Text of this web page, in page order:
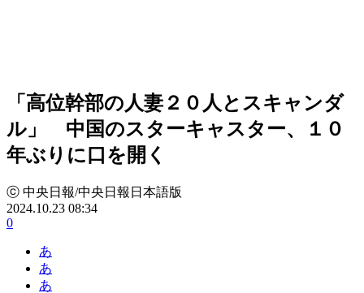
「高位幹部の人妻２０人とスキャンダ
ル」 中国のスターキャスター、１０
年ぶりに口を開く
ⓒ 中央日報/中央日報日本語版
2024.10.23 08:34
0
あ
あ
あ